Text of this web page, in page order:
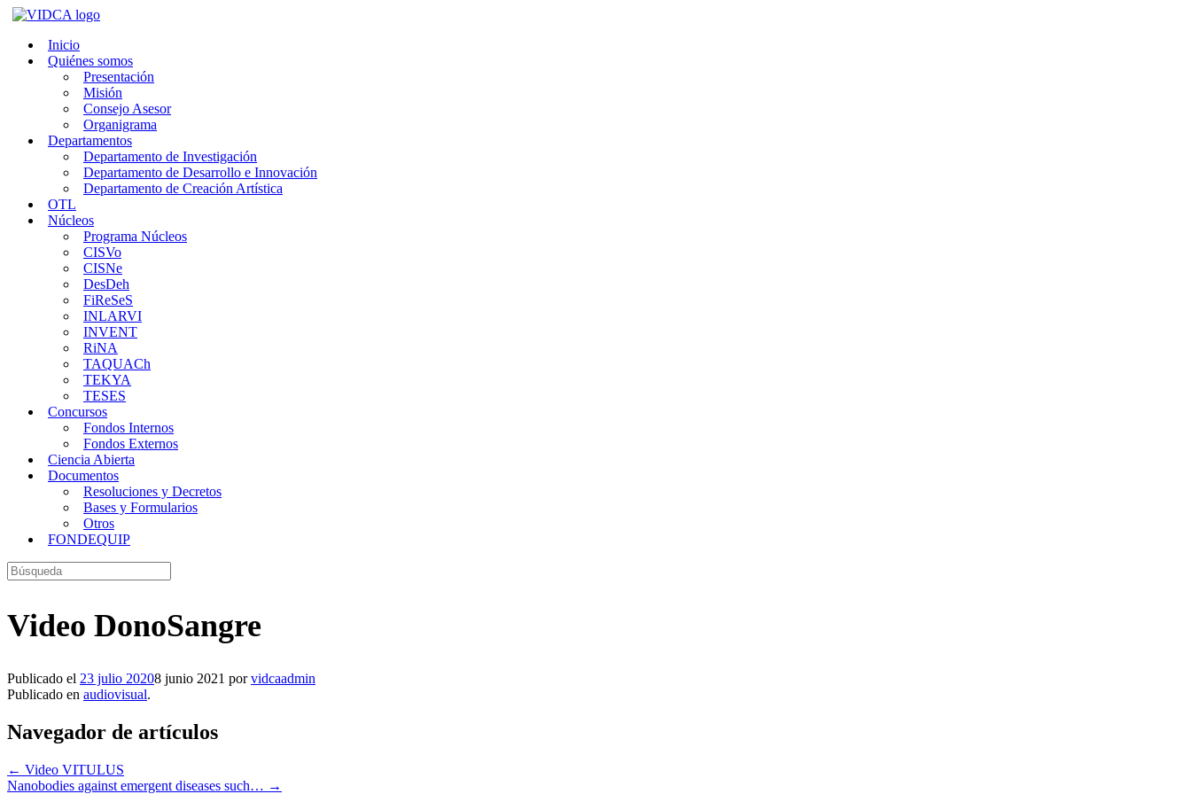
Saltar
contenidoInicio
Quiénes somos
Presentación
Misión
Consejo Asesor
Organigrama
Departamentos
Departamento de Investigación
Departamento de Desarrollo e Innovación
Departamento de Creación Artística
OTL
Núcleos
Programa Núcleos
CISVo
CISNe
DesDeh
FiReSeS
INLARVI
INVENT
RiNA
TAQUACh
TEKYA
TESES
Concursos
Fondos Internos
Fondos Externos
Ciencia Abierta
Documentos
Resoluciones y Decretos
Bases y Formularios
Otros
FONDEQUIP
Buscar:
Video DonoSangre
Publicado el 23 julio 20208 junio 2021 porvidcaadmin
Publicado en audiovisual.
Navegador de artículos
← Video VITULUS
Nanobodies against emergent diseases such… →